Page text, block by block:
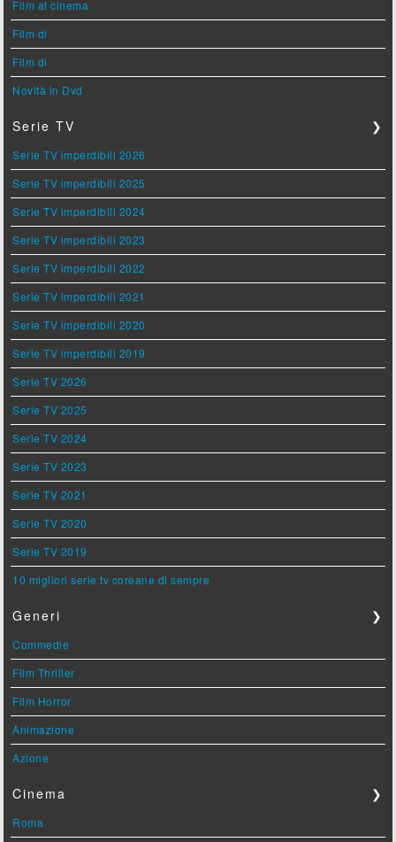
Film al cinema
Film di
Film di
Novità in Dvd
Serie TV ❯
Serie TV imperdibili 2026
Serie TV imperdibili 2025
Serie TV imperdibili 2024
Serie TV imperdibili 2023
Serie TV imperdibili 2022
Serie TV imperdibili 2021
Serie TV imperdibili 2020
Serie TV imperdibili 2019
Serie TV 2026
Serie TV 2025
Serie TV 2024
Serie TV 2023
Serie TV 2021
Serie TV 2020
Serie TV 2019
10 migliori serie tv coreane di sempre
Generi ❯
Commedie
Film Thriller
Film Horror
Animazione
Azione
Cinema ❯
Roma